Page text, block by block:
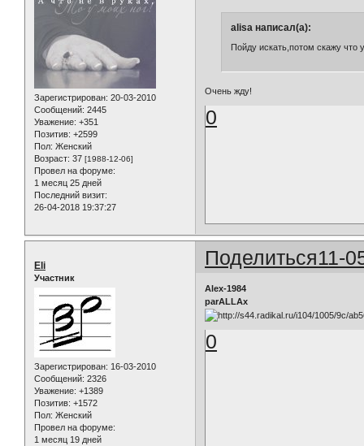
Зарегистрирован: 20-03-2010
Сообщений: 2445
Уважение: +351
Позитив: +2599
Пол: Женский
Возраст: 37 [1988-12-06]
Провел на форуме:
1 месяц 25 дней
Последний визит:
26-04-2018 19:37:27
alisa написал(а):
Пойду искать,потом скажу что
Очень жду!
0
Поделиться11-
Eli
Участник
Зарегистрирован: 16-03-2010
Сообщений: 2326
Уважение: +1389
Позитив: +1572
Пол: Женский
Провел на форуме:
1 месяц 19 дней
Alex-1984
parALLAx
0